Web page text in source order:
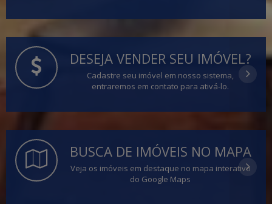
DESEJA VENDER SEU IMÓVEL?
Cadastre seu imóvel em nosso sistema,
entraremos em contato para ativá-lo.
BUSCA DE IMÓVEIS NO MAPA
Veja os imóveis em destaque no mapa interativo
do Google Maps